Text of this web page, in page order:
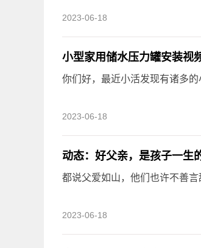
2023-06-18
小型家用储水压力罐安装视
你们好，最近小活发现有诸多
2023-06-18
动态：好父亲，是孩子一生
都说父爱如山，他们也许不善
2023-06-18